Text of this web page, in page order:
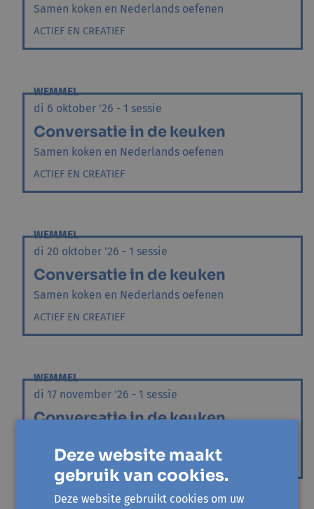
Samen koken en Nederlands oefenen
ACTIEF EN CREATIEF
WEMMEL
di 6 oktober '26 - 1 sessie
Conversatie in de keuken
Samen koken en Nederlands oefenen
ACTIEF EN CREATIEF
WEMMEL
di 20 oktober '26 - 1 sessie
Conversatie in de keuken
Samen koken en Nederlands oefenen
ACTIEF EN CREATIEF
WEMMEL
di 17 november '26 - 1 sessie
Conversatie in de keuken
ACTIEF EN CREATIEF
Deze website maakt
gebruik van cookies.
Deze website gebruikt cookies om uw